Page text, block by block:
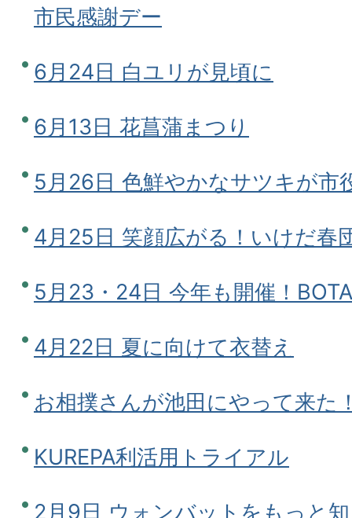
市民感謝デー
6月24日 白ユリが見頃に
6月13日 花菖蒲まつり
5月26日 色鮮やかなサツキが市
4月25日 笑顔広がる！いけだ春
5月23・24日 今年も開催！
4月22日 夏に向けて衣替え
お相撲さんが池田にやって来た
KUREPA利活用トライアル
2月9日 ウォンバットをもっと